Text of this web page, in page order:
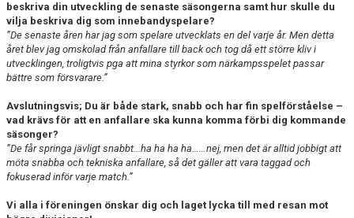
beskriva din utveckling de senaste säsongerna samt hur skulle du
vilja beskriva dig som innebandyspelare?
”De senaste åren har jag som spelare utvecklats en del varje år. Men detta
året blev jag omskolad från anfallare till back och tog då ett större kliv i
utvecklingen, troligtvis pga att mina styrkor som närkampsspelet passar
bättre som försvarare.”
Avslutningsvis; Du är både stark, snabb och har fin spelförståelse –
vad krävs för att en anfallare ska kunna komma förbi dig kommande
säsonger?
”De får springa jävligt snabbt...ha ha ha ha……nej, men det är alltid jobbigt att
möta snabba och tekniska anfallare, så det gäller att vara taggad och
fokuserad inför varje match.”
Vi alla i föreningen önskar dig och laget lycka till med resan mot